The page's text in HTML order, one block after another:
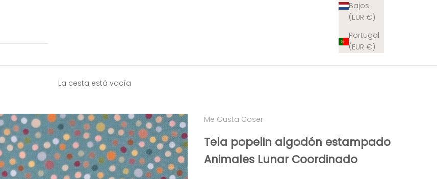
Bajos
(EUR €)
Portugal
(EUR €)
La cesta está vacía
Me Gusta Coser
Tela popelin algodón estampado
Animales Lunar Coordinado